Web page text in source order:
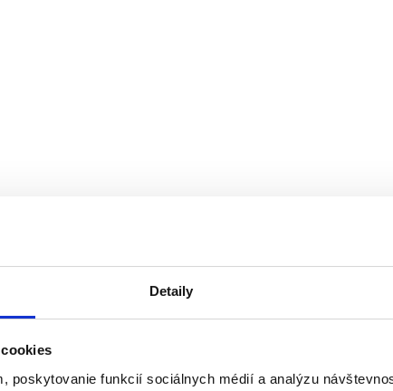
Detaily
poskytovanie funkcií sociálnych médií a analýzu